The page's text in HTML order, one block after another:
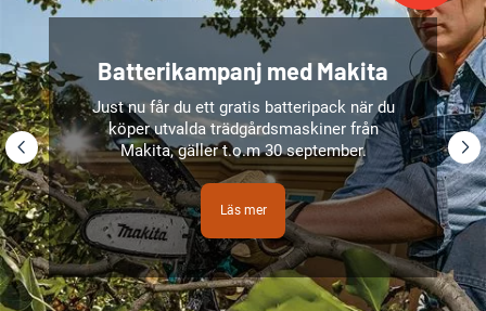
Batterikampanj med Makita
Just nu får du ett gratis batteripack när du
köper utvalda trädgårdsmaskiner från
Makita, gäller t.o.m 30 september.
Läs mer